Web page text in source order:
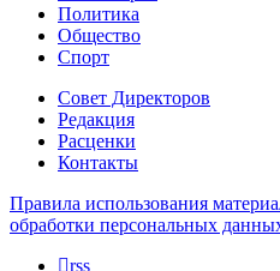
Политика
Общество
Спорт
Совет Директоров
Редакция
Расценки
Контакты
Правила использования
обработки персональных
rss